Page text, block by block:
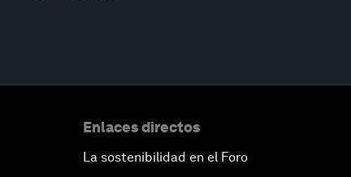
Enlaces directos
La sostenibilidad en el Foro